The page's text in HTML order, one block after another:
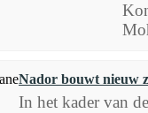
Nador bouwt nieuw
In het kader van